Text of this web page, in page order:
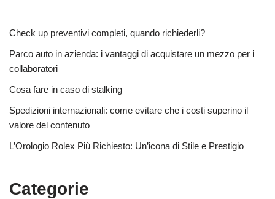
Check up preventivi completi, quando richiederli?
Parco auto in azienda: i vantaggi di acquistare un mezzo per i
collaboratori
Cosa fare in caso di stalking
Spedizioni internazionali: come evitare che i costi superino il
valore del contenuto
L’Orologio Rolex Più Richiesto: Un’icona di Stile e Prestigio
Categorie